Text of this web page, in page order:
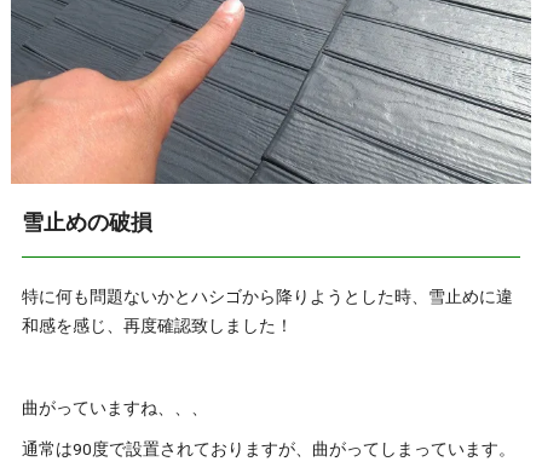
雪止めの破損
特に何も問題ないかとハシゴから降りようとした時、雪止めに違
和感を感じ、再度確認致しました！
曲がっていますね、、、
通常は90度で設置されておりますが、曲がってしまっています。